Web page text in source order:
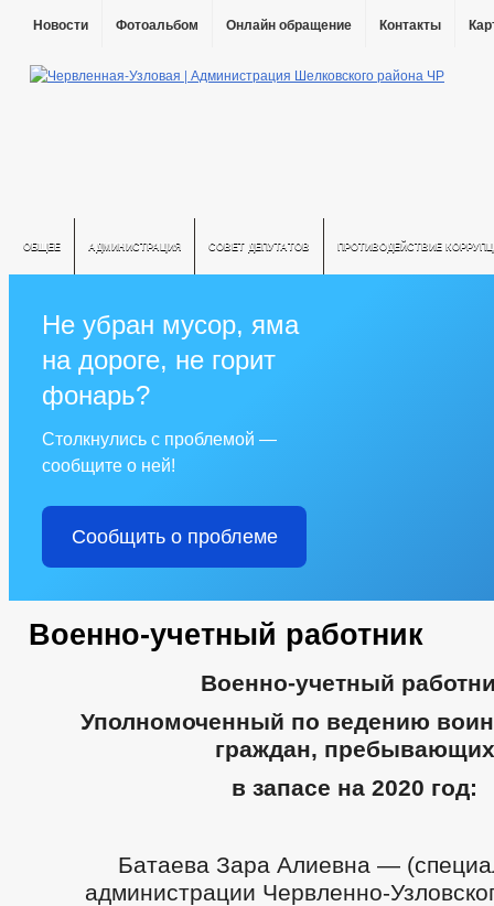
Новости Фотоальбом Онлайн обращение Контакты
ОБЩЕЕ АДМИНИСТРАЦИЯ СОВЕТ ДЕПУТАТОВ ПРОТИВОДЕЙСТВИЕ
Не убран мусор, яма
на дороге, не горит
фонарь?
Столкнулись с проблемой —
сообщите о ней!
Сообщить о проблеме
Военно-учетный работник
Военно-учетный
Уполномоченный по ведению
граждан, пребывающих
в запасе на 2020 год:
Батаева Зара Алиевна —
администрации Червленно-